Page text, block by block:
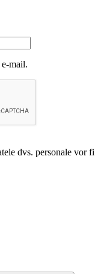
mail.
dvs. personale vor